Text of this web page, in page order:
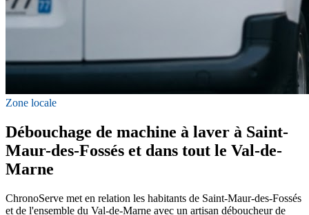
Zone locale
Débouchage de machine à laver à Saint-
Maur-des-Fossés et dans tout le Val-de-
Marne
ChronoServe met en relation les habitants de Saint-Maur-des-Fossés
et de l'ensemble du Val-de-Marne avec un artisan déboucheur de